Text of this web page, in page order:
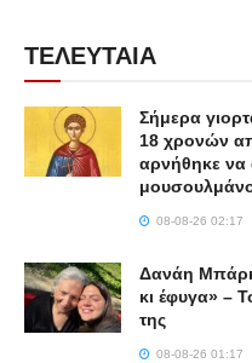
ΤΕΛΕΥΤΑΙΑ
Σήμερα
18 χρονών
αρνήθηκε να
08-08-26 02:17
Δανάη
κι έφυγα» –
της
08-08-26 01:17